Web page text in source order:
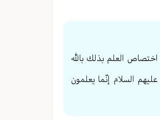
اختصاص العلم بذلك بالله
السلام إنّما يعلمون